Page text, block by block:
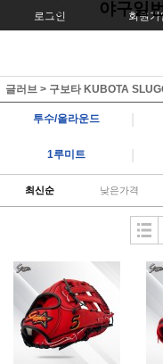
로그인 회원가
야구일
글러브 > 구보타 KUBOTA
투수/올라운드
1루미트
최신순 낮은가격